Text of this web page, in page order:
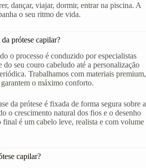
dançar, viajar, dormir, entrar na piscina. A
o seu ritmo de vida.
prótese capilar?
o processo é conduzido por especialistas
do seu couro cabeludo até a personalização
Trabalhamos com materiais premium,
o máximo conforto.
da prótese é fixada de forma segura sobre a
o crescimento natural dos fios e o desenho
final é um cabelo leve, realista e com volume
capilar?